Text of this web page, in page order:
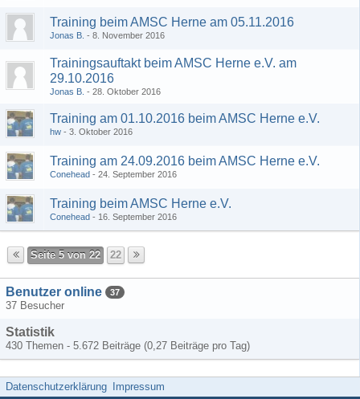
Training beim AMSC Herne am 05.11.2016
Jonas B. 8. November 2016
Trainingsauftakt beim AMSC Herne e.V. am
29.10.2016
Jonas B. 28. Oktober 2016
Training am 01.10.2016 beim AMSC Herne e.V.
hw 3. Oktober 2016
Training am 24.09.2016 beim AMSC Herne e.V.
Conehead 24. September 2016
Training beim AMSC Herne e.V.
Conehead 16. September 2016
Seite 5 von 22 22
Benutzer online 37
37 Besucher
Statistik
430 Themen - 5.672 Beiträge (0,27 Beiträge pro Tag)
Datenschutzerklärung Impressum